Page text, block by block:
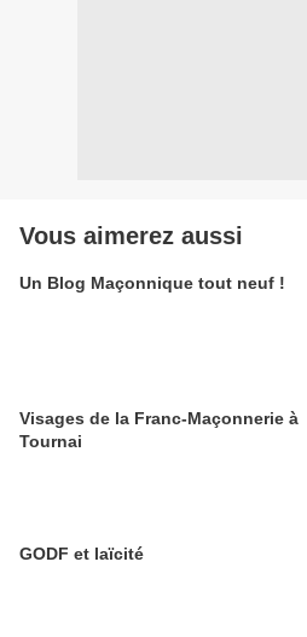
Vous aimerez aussi
Un Blog Maçonnique tout neuf !
Visages de la Franc-Maçonnerie à
Tournai
GODF et laïcité